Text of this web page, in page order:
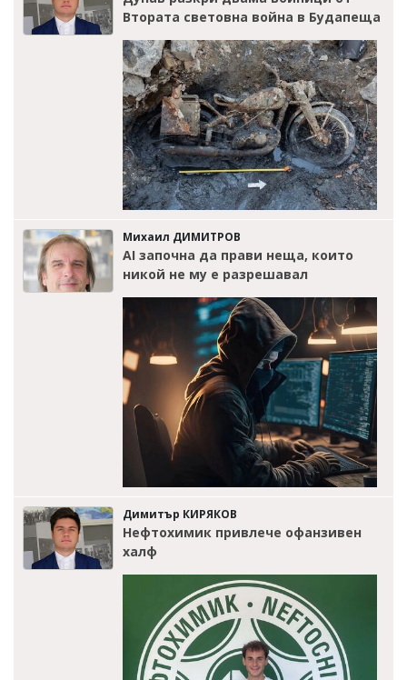
Втората световна война в Будапеща
Михаил ДИМИТРОВ
AI започна да прави неща, които
никой не му е разрешавал
Димитър КИРЯКОВ
Нефтохимик привлече офанзивен
халф